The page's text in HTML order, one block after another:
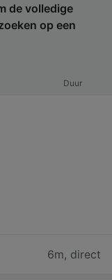
de volledige
op een
Duur
6m, direct